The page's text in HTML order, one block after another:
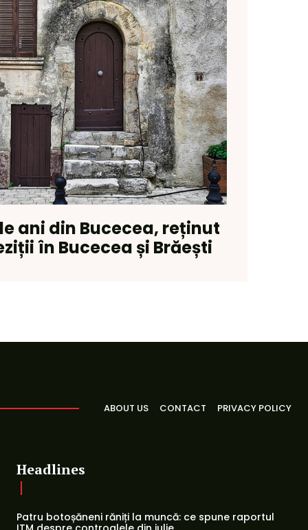
ani din Bucecea, reținut
în Bucecea și Brăești
ABOUT US CONTACT PRIVACY POLICY
Headlines
Patru botoșăneni răniți la muncă: ce spune raportul